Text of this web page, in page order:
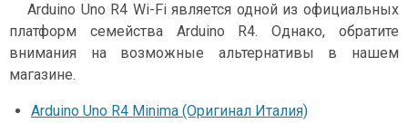
Arduino Uno R4 Wi-Fi является одной из официальных
платформ семейства Arduino R4. Однако, обратите
внимания на возможные альтернативы в нашем
магазине.
Arduino Uno R4 Minima (Оригинал Италия)